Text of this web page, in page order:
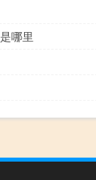
哪里